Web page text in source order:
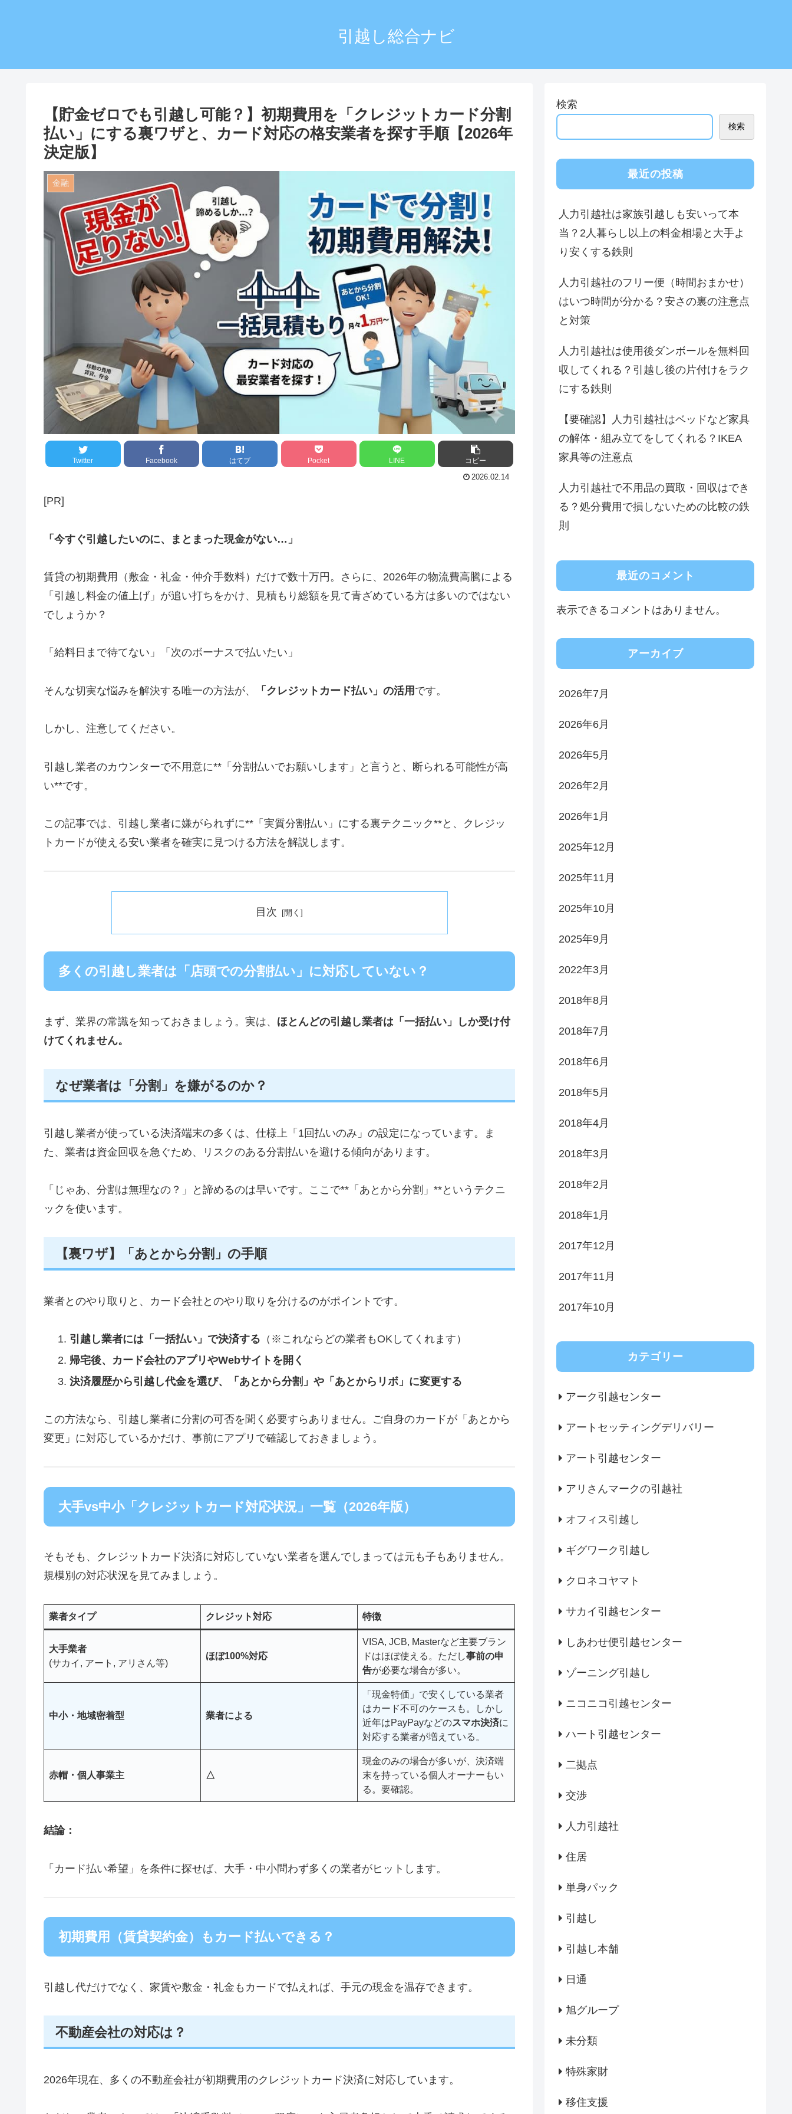
引越し総合ナビ
【貯金ゼロでも引越し可能？】初期費用を「クレジットカード分割
払い」にする裏ワザと、カード対応の格安業者を探す手順【2026年
決定版】
金融
Twitter Facebook はてブ Pocket LINE コピー
2026.02.14
[PR]
「今すぐ引越したいのに、まとまった現金がない…」
賃貸の初期費用（敷金・礼金・仲介手数料）だけで数十万円。さらに、2026年の物流費高騰による
「引越し料金の値上げ」が追い打ちをかけ、見積もり総額を見て青ざめている方は多いのではない
でしょうか？
「給料日まで待てない」「次のボーナスで払いたい」
そんな切実な悩みを解決する唯一の方法が、 「クレジットカード払い」の活用 です。
しかし、注意してください。
引越し業者のカウンターで不用意に**「分割払いでお願いします」と言うと、断られる可能性が高
い**です。
この記事では、引越し業者に嫌がられずに**「実質分割払い」にする裏テクニック**と、クレジッ
トカードが使える安い業者を確実に見つける方法を解説します。
目次
多くの引越し業者は「店頭での分割払い」に対応していない？
まず、業界の常識を知っておきましょう。実は、 ほとんどの引越し業者は「一括払い」しか受け付
けてくれません。
なぜ業者は「分割」を嫌がるのか？
引越し業者が使っている決済端末の多くは、仕様上「1回払いのみ」の設定になっています。ま
た、業者は資金回収を急ぐため、リスクのある分割払いを避ける傾向があります。
「じゃあ、分割は無理なの？」と諦めるのは早いです。ここで**「あとから分割」**というテクニ
ックを使います。
【裏ワザ】「あとから分割」の手順
業者とのやり取りと、カード会社とのやり取りを分けるのがポイントです。
引越し業者には「一括払い」で決済する （※これならどの業者もOKしてくれます）
帰宅後、カード会社のアプリやWebサイトを開く
決済履歴から引越し代金を選び、「あとから分割」や「あとからリボ」に変更する
この方法なら、引越し業者に分割の可否を聞く必要すらありません。ご自身のカードが「あとから
変更」に対応しているかだけ、事前にアプリで確認しておきましょう。
大手vs中小「クレジットカード対応状況」一覧（2026年版）
そもそも、クレジットカード決済に対応していない業者を選んでしまっては元も子もありません。
規模別の対応状況を見てみましょう。
業者タイプ クレジット対応 特徴
大手業者
(サカイ, アート, アリさん等)
ほぼ100%対応
VISA, JCB, Masterなど主要ブラン
ドはほぼ使える。ただし事前の申
告が必要な場合が多い。
中小・地域密着型 業者による
「現金特価」で安くしている業者
はカード不可のケースも。しかし
近年はPayPayなどのスマホ決済に
対応する業者が増えている。
赤帽・個人事業主 △
現金のみの場合が多いが、決済端
末を持っている個人オーナーもい
る。要確認。
結論：
「カード払い希望」を条件に探せば、大手・中小問わず多くの業者がヒットします。
初期費用（賃貸契約金）もカード払いできる？
引越し代だけでなく、家賃や敷金・礼金もカードで払えれば、手元の現金を温存できます。
不動産会社の対応は？
2026年現在、多くの不動産会社が初期費用のクレジットカード決済に対応しています。
検索
検索
最近の投稿
人力引越社は家族引越しも安いって本
当？2人暮らし以上の料金相場と大手よ
り安くする鉄則
人力引越社のフリー便（時間おまかせ）
はいつ時間が分かる？安さの裏の注意点
と対策
人力引越社は使用後ダンボールを無料回
収してくれる？引越し後の片付けをラク
にする鉄則
【要確認】人力引越社はベッドなど家具
の解体・組み立てをしてくれる？IKEA
家具等の注意点
人力引越社で不用品の買取・回収はでき
る？処分費用で損しないための比較の鉄
則
最近のコメント
表示できるコメントはありません。
アーカイブ
2026年7月
2026年6月
2026年5月
2026年2月
2026年1月
2025年12月
2025年11月
2025年10月
2025年9月
2022年3月
2018年8月
2018年7月
2018年6月
2018年5月
2018年4月
2018年3月
2018年2月
2018年1月
2017年12月
2017年11月
2017年10月
カテゴリー
アーク引越センター
アートセッティングデリバリー
アート引越センター
アリさんマークの引越社
オフィス引越し
ギグワーク引越し
クロネコヤマト
サカイ引越センター
しあわせ便引越センター
ゾーニング引越し
ニコニコ引越センター
ハート引越センター
二拠点
交渉
人力引越社
住居
単身パック
引越し
引越し本舗
日通
旭グループ
未分類
特殊家財
移住支援